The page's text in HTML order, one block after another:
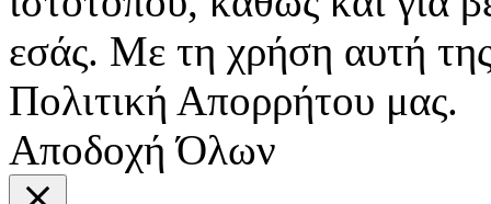
εσάς. Με τη χρήση αυτή
Πολιτική Απορρήτου μας.
Αποδοχή Όλων